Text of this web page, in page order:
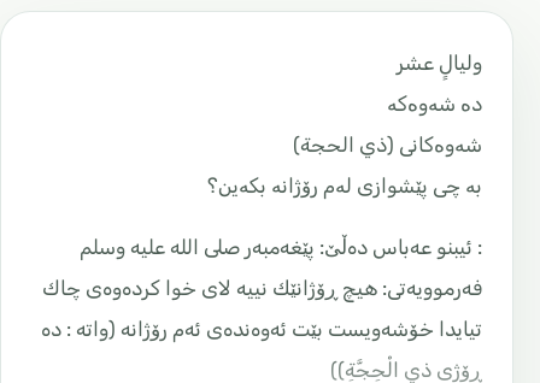
وليالٍ عشر
دە شەوەکە
شەوەکانی (ذي الحجة)
بە چی پێشوازی لەم رۆژانە بکەین؟
‌: ئیبنو عه‌باس ده‌ڵێ: پێغه‌مبه‌ر صلى الله عليه وسلم
فه‌رموویه‌تى: هیچ ڕۆژانێك نییه‌ لای خوا كرده‌وه‌ى چاك
تیایدا خۆشه‌ویست بێت ئه‌وه‌نده‌ى ئه‌م رۆژانه‌ (واته‌ : ده‌
ڕۆژی ذي الْحِجَّةِ))